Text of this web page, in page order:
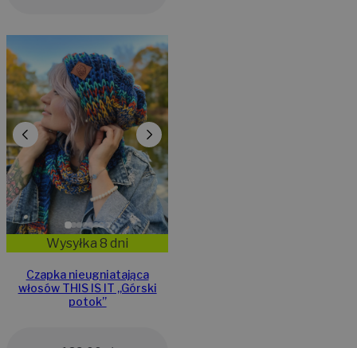
Wysyłka 8 dni
Czapka nieugniatająca
włosów THIS IS IT ,,Górski
potok”